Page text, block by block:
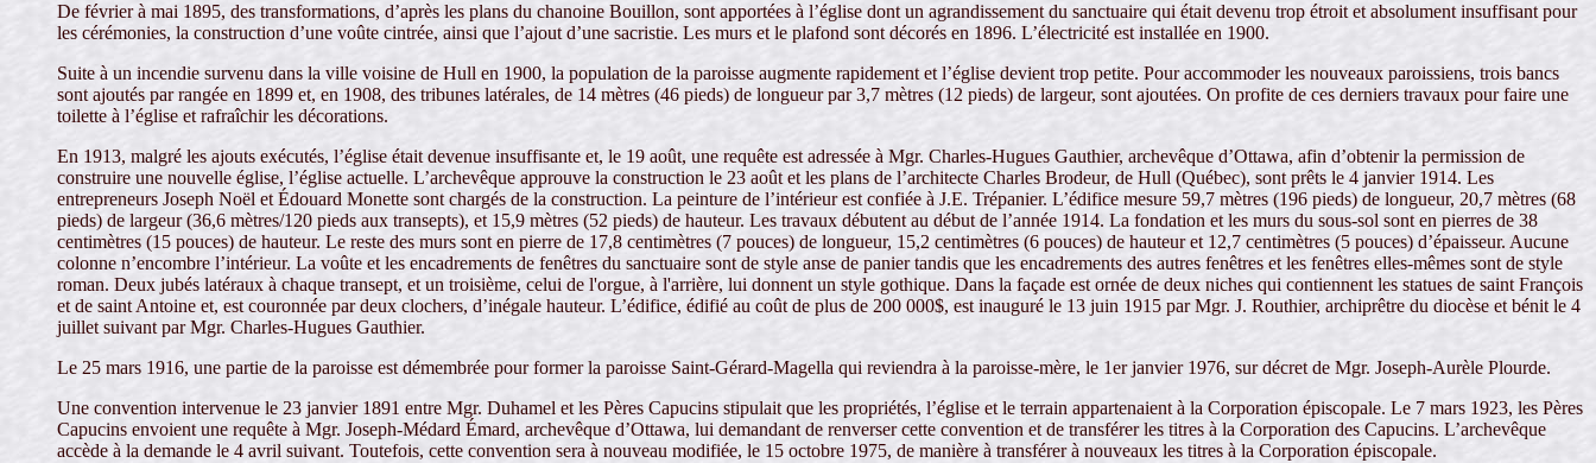
De février à mai 1895, des transformations, d’après les plans du chanoine Bouillon, sont apportées à l’église dont un agrandissement du sanctuaire qui était devenu trop étroit et absolument insuffisant pour
les cérémonies, la construction d’une voûte cintrée, ainsi que l’ajout d’une sacristie. Les murs et le plafond sont décorés en 1896. L’électricité est installée en 1900.
Suite à un incendie survenu dans la ville voisine de Hull en 1900, la population de la paroisse augmente rapidement et l’église devient trop petite. Pour accommoder les nouveaux paroissiens, trois bancs
sont ajoutés par rangée en 1899 et, en 1908, des tribunes latérales, de 14 mètres (46 pieds) de longueur par 3,7 mètres (12 pieds) de largeur, sont ajoutées. On profite de ces derniers travaux pour faire une
toilette à l’église et rafraîchir les décorations.
En 1913, malgré les ajouts exécutés, l’église était devenue insuffisante et, le 19 août, une requête est adressée à Mgr. Charles-Hugues Gauthier, archevêque d’Ottawa, afin d’obtenir la permission de
construire une nouvelle église, l’église actuelle. L’archevêque approuve la construction le 23 août et les plans de l’architecte Charles Brodeur, de Hull (Québec), sont prêts le 4 janvier 1914. Les
entrepreneurs Joseph Noël et Édouard Monette sont chargés de la construction. La peinture de l’intérieur est confiée à J.E. Trépanier. L’édifice mesure 59,7 mètres (196 pieds) de longueur, 20,7 mètres (68
pieds) de largeur (36,6 mètres/120 pieds aux transepts), et 15,9 mètres (52 pieds) de hauteur. Les travaux débutent au début de l’année 1914. La fondation et les murs du sous-sol sont en pierres de 38
centimètres (15 pouces) de hauteur. Le reste des murs sont en pierre de 17,8 centimètres (7 pouces) de longueur, 15,2 centimètres (6 pouces) de hauteur et 12,7 centimètres (5 pouces) d’épaisseur. Aucune
colonne n’encombre l’intérieur. La voûte et les encadrements de fenêtres du sanctuaire sont de style anse de panier tandis que les encadrements des autres fenêtres et les fenêtres elles-mêmes sont de style
roman. Deux jubés latéraux à chaque transept, et un troisième, celui de l'orgue, à l'arrière, lui donnent un style gothique. Dans la façade est ornée de deux niches qui contiennent les statues de saint François
et de saint Antoine et, est couronnée par deux clochers, d’inégale hauteur. L’édifice, édifié au coût de plus de 200 000$, est inauguré le 13 juin 1915 par Mgr. J. Routhier, archiprêtre du diocèse et bénit le 4
juillet suivant par Mgr. Charles-Hugues Gauthier.
Le 25 mars 1916, une partie de la paroisse est démembrée pour former la paroisse Saint-Gérard-Magella qui reviendra à la paroisse-mère, le 1er janvier 1976, sur décret de Mgr. Joseph-Aurèle Plourde.
Une convention intervenue le 23 janvier 1891 entre Mgr. Duhamel et les Pères Capucins stipulait que les propriétés, l’église et le terrain appartenaient à la Corporation épiscopale. Le 7 mars 1923, les Pères
Capucins envoient une requête à Mgr. Joseph-Médard Émard, archevêque d’Ottawa, lui demandant de renverser cette convention et de transférer les titres à la Corporation des Capucins. L’archevêque
accède à la demande le 4 avril suivant. Toutefois, cette convention sera à nouveau modifiée, le 15 octobre 1975, de manière à transférer à nouveaux les titres à la Corporation épiscopale.